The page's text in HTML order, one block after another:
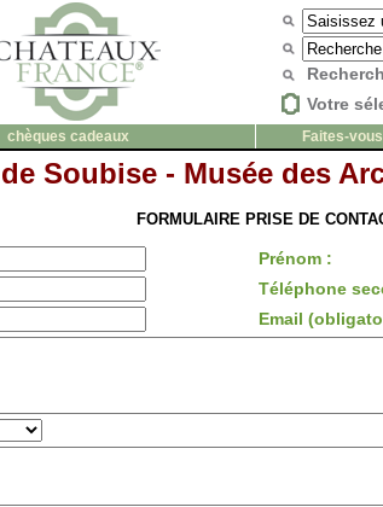
Votre
chèques cadeaux Faites-
Soubise - Musée des
FORMULAIRE PRISE DE
Prénom :
Téléphone
Email